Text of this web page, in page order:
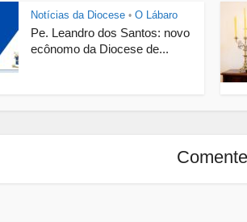
Notícias da Diocese • O Lábaro
Pe. Leandro dos Santos: novo
ecônomo da Diocese de...
Comente